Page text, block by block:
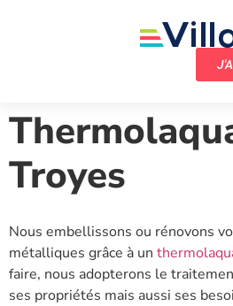
Troyes
Nous embellissons ou rénovons
métalliques grâce à un
faire, nous adopterons le
ses propriétés mais aussi ses